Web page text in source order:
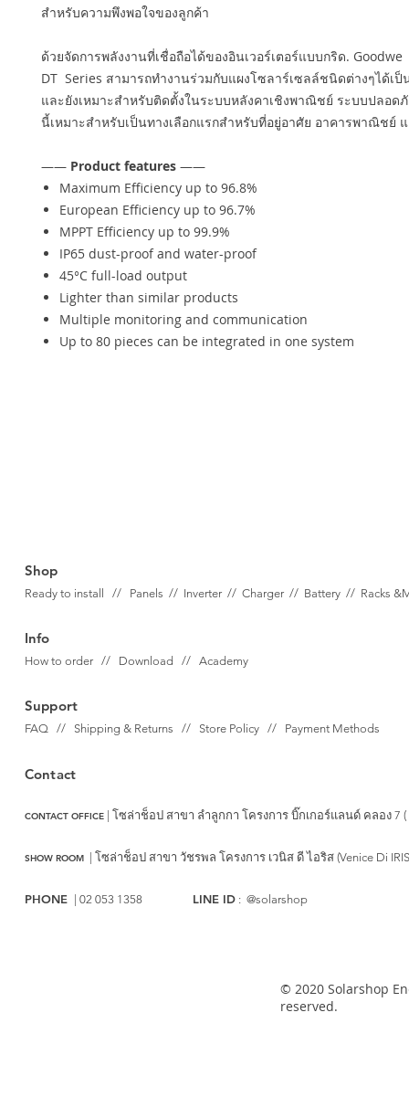
สำหรับความพึงพอใจของลูกค้า
ด้วยจัดการพลังงานที่เชื่อถือได้ของอินเวอร์เตอร์แบบกริด. Goodwe
DT Series สามารถทำงานร่วมกับแผงโซลาร์เซลล์ชนิดต่างๆได้เป็
และยังเหมาะสำหรับติดตั้งในระบบหลังคาเชิงพาณิชย์ ระบบปลอด
นี้เหมาะสำหรับเป็นทางเลือกแรกสำหรับที่อยู่อาศัย อาคารพาณิชย์
—— Product features ——
Maximum Efficiency up to 96.8%
European Efficiency up to 96.7%
MPPT Efficiency up to 99.9%
IP65 dust-proof and water-proof
45°C full-load output
Lighter than similar products
Multiple monitoring and communication
Up to 80 pieces can be integrated in one system
Shop
Ready to install // Panels // Inverter // Charger // Battery // Racks
Info
How to order // Download // Academy
Support
FAQ // Shipping & Returns // Store Policy // Payment Methods
Contact
CONTACT OFFICE | โซล่าช็อป สาขา ลำลูกกา โครงการ บิ๊กเกอร์แลนด์ คลอง 7
SHOW ROOM โซล่าช็อป สาขา วัชรพล โครงการ เวนิส ดี ไอริส (Venice Di
PHONE | 02 053 1358 LINE ID : @solarshop
© 2020 Solarshop
reserved.